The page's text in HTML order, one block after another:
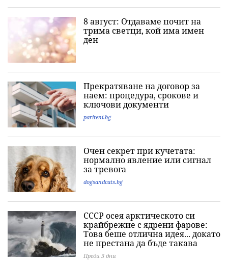
8 август: Отдаваме почит на
трима светци, кой има имен
ден
Прекратяване на договор за
наем: процедура, срокове и
ключови документи
pariteni.bg
Очен секрет при кучетата:
нормално явление или сигнал
за тревога
dogsandcats.bg
СССР осея арктическото си
крайбрежие с ядрени фарове:
Това беше отлична идея... докато
не престана да бъде такава
Преди 3 дни